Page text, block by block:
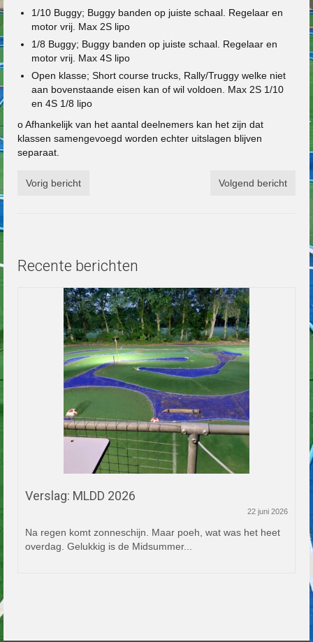
1/10 Buggy; Buggy banden op juiste schaal. Regelaar en
motor vrij. Max 2S lipo
1/8 Buggy; Buggy banden op juiste schaal. Regelaar en
motor vrij. Max 4S lipo
Open klasse; Short course trucks, Rally/Truggy welke niet
aan bovenstaande eisen kan of wil voldoen. Max 2S 1/10
en 4S 1/8 lipo
o Afhankelijk van het aantal deelnemers kan het zijn dat
klassen samengevoegd worden echter uitslagen blijven
separaat.
Vorig bericht Volgend bericht
Recente berichten
Verslag: MLDD 2026
22 juni 2026
Na regen komt zonneschijn. Maar poeh, wat was het heet
overdag. Gelukkig is de Midsummer...